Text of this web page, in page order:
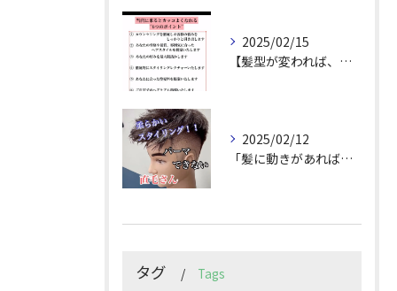
2025/02/15
【髪型が変われば、人生が変わる。
2025/02/12
「髪に動きがあれば印象は変わる！」
タグ Tags